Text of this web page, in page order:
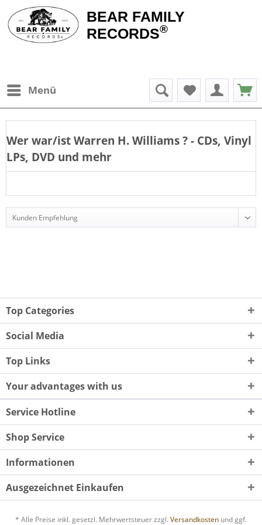
BEAR FAMILY
RECORDS®
Menü
Wer war/istWarren H. Williams? - CDs, Vinyl
LPs, DVD und mehr
Top Categories
Social Media
Top Links
Your advantages with us
Service Hotline
Shop Service
Informationen
Ausgezeichnet Einkaufen
* Alle Preise inkl. gesetzl. Mehrwertsteuer zzgl. Versandkosten und ggf.